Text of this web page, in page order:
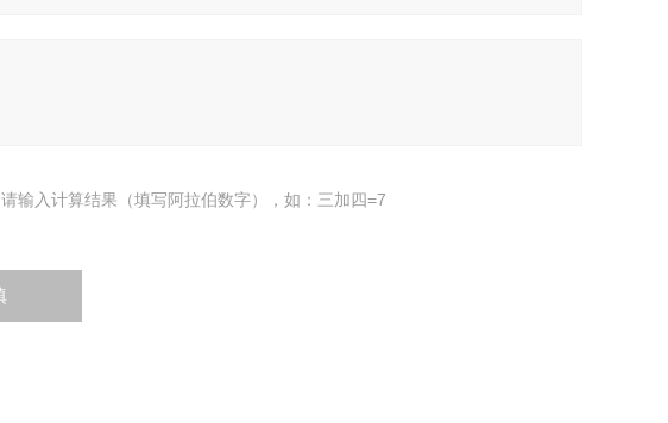
请输入计算结果（填写阿拉伯数字），如：三加四=7